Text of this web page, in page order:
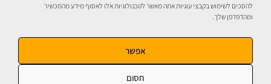
להסכים לשימוש בקבצי עוגיות אתה מאשר לטכנולוגיות אלו לאסוף מידע מהמכשיר
ומהדפדפן שלך.
אפשר
חסום